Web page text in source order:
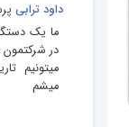
داود ترابی
ما یک
در شرکتمون
میتونیم
میشم